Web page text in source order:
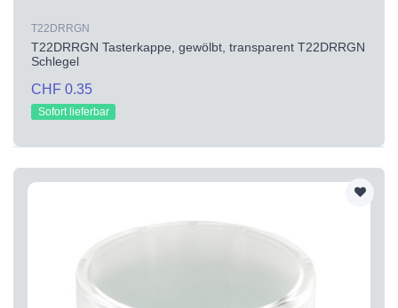
T22DRRGN
T22DRRGN Tasterkappe, gewölbt, transparent T22DRRGN
Schlegel
CHF 0.35
Sofort lieferbar